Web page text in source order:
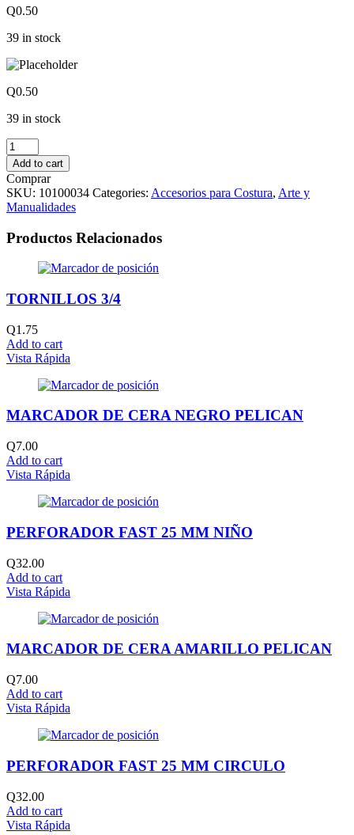
Q0.50
39 in stock
Q0.50
39 in stock
AGUJA
COSTURA
A
MANO
OJETE
DORADO
quantity
Add to cart
Comprar
SKU: 10100034 Categories: Accesorios para Costura, Arte y
Manualidades
Productos Relacionados
TORNILLOS 3/4
Q1.75
Add to cart
Vista Rápida
MARCADOR DE CERA NEGRO PELICAN
Q7.00
Add to cart
Vista Rápida
PERFORADOR FAST 25 MM NIÑO
Q32.00
Add to cart
Vista Rápida
MARCADOR DE CERA AMARILLO PELICAN
Q7.00
Add to cart
Vista Rápida
PERFORADOR FAST 25 MM CIRCULO
Q32.00
Add to cart
Vista Rápida